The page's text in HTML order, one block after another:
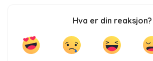
Hva er din reaksjon?